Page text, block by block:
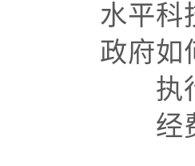
水平科
政府
执行
经费